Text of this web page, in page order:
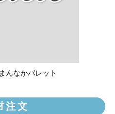
んなかパレット
注文